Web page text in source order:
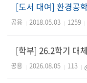
공용 2018.05.03 1259
공용 2026.08.05 113